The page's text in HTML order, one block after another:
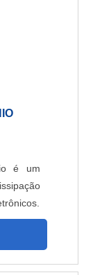
é um